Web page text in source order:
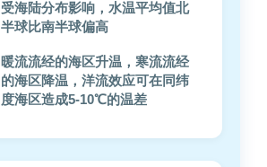
受海陆分布影响，水温平均值北
半球比南半球偏高
暖流流经的海区升温，寒流流经
的海区降温，洋流效应可在同纬
度海区造成5-10℃的温差